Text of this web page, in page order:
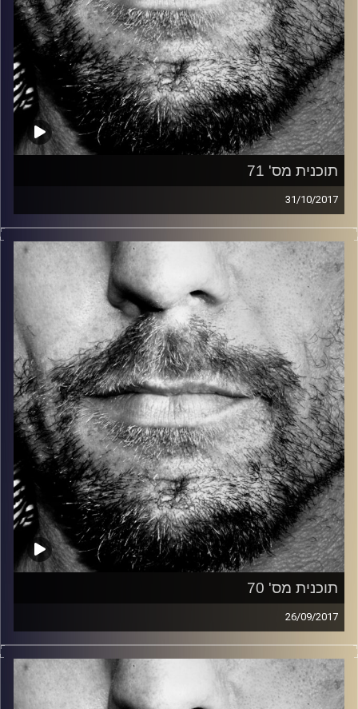
תוכנית מס' 71
31/10/2017
זיפים, מוזיקה מחוספסת של הופעות חיות. הרבה ג'אם, רוק,
בלוז, bluegrass, ג'אז, Fאנק, פרוגרסיב ואפילו אלקטרוניקה.
כל מה שחי, אמיתי ונושם.
עם שמוליק רגב.
קרדיט תמונות: David Goehring
תוכנית מס' 70
26/09/2017
זיפים, מוזיקה מחוספסת של הופעות חיות. הרבה ג'אם, רוק,
בלוז, bluegrass, ג'אז, Fאנק, פרוגרסיב ואפילו אלקטרוניקה.
כל מה שחי, אמיתי ונושם.
עם שמוליק רגב.